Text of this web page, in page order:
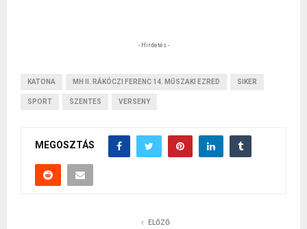
- Hirdetés -
KATONA MH II. RÁKÓCZI FERENC 14. MŰSZAKI EZRED SIKER
SPORT SZENTES VERSENY
MEGOSZTÁS
ELŐZŐ